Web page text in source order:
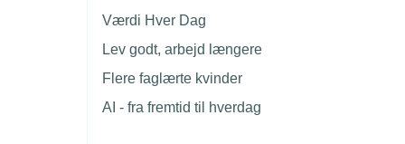
Beregn opsigelsesvarsel
TEKNIQ app
Værdi Hver Dag
Lev godt, arbejd længere
Flere faglærte kvinder
AI - fra fremtid til hverdag